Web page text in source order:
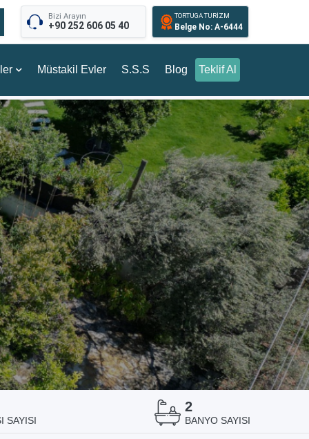
Bizi Arayın
+90 252 606 05 40
TORTUGA TURİZM
Belge No: A-6444
Müstakil Evler S.S.S Blog Teklif Al
SAYISI
2
BANYO SAYISI